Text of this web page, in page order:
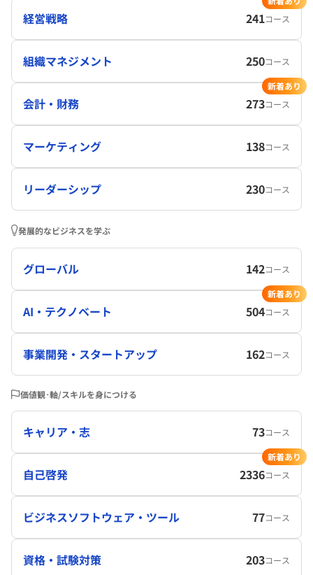
経営戦略 241コース
組織マネジメント 250コース
会計・財務 273コース
新着あり
マーケティング 138コース
リーダーシップ 230コース
発展的なビジネスを学ぶ
グローバル 142コース
AI・テクノベート 504コース
新着あり
事業開発・スタートアップ 162コース
価値観･軸/スキルを身につける
キャリア・志 73コース
自己啓発 2336コース
新着あり
ビジネスソフトウェア・ツール 77コース
資格・試験対策 203コース